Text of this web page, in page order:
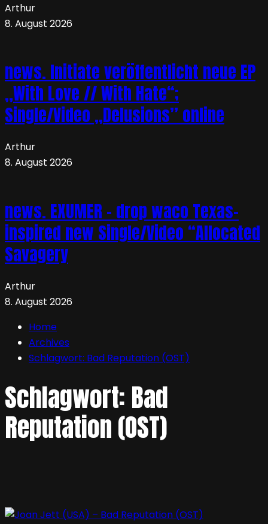
Arthur
8. August 2026
news. Initiate veröffentlicht neue EP
„With Love // With Hate“;
Single/Video „Delusions” online
Arthur
8. August 2026
news. EXUMER – drop waco Texas-
inspired new Single/Video “Allocated
Savagery
Arthur
8. August 2026
Home
Archives
Schlagwort: Bad Reputation (OST)
Schlagwort: Bad
Reputation (OST)